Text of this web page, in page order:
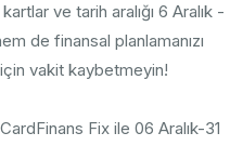
ve tarih aralığı 6 Aralık -
de finansal planlamanızı
için vakit kaybetmeyin!
Fix ile 06 Aralık-31